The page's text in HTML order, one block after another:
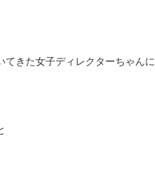
きた女子ディレクターちゃんに